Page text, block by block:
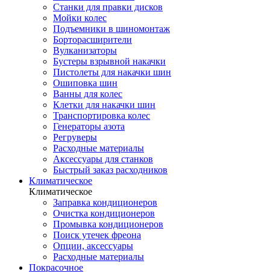
Станки для правки дисков
Мойки колес
Подъемники в шиномонтаж
Борторасширители
Вулканизаторы
Бустеры взрывной накачки
Пистолеты для накачки шин
Ошиповка шин
Ванны для колес
Клетки для накачки шин
Транспортировка колес
Генераторы азота
Регруверы
Расходные материалы
Аксессуары для станков
Быстрый заказ расходников
Климатическое
Климатическое
Заправка кондиционеров
Очистка кондиционеров
Промывка кондиционеров
Поиск утечек фреона
Опции, аксессуары
Расходные материалы
Покрасочное